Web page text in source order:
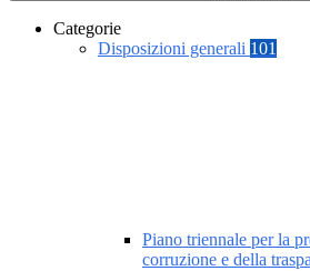
Categorie
Disposizioni generali 101
Piano triennale per la
corruzione e della